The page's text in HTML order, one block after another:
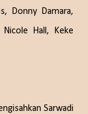
Donny Damara,
Hall, Keke
Sarwadi